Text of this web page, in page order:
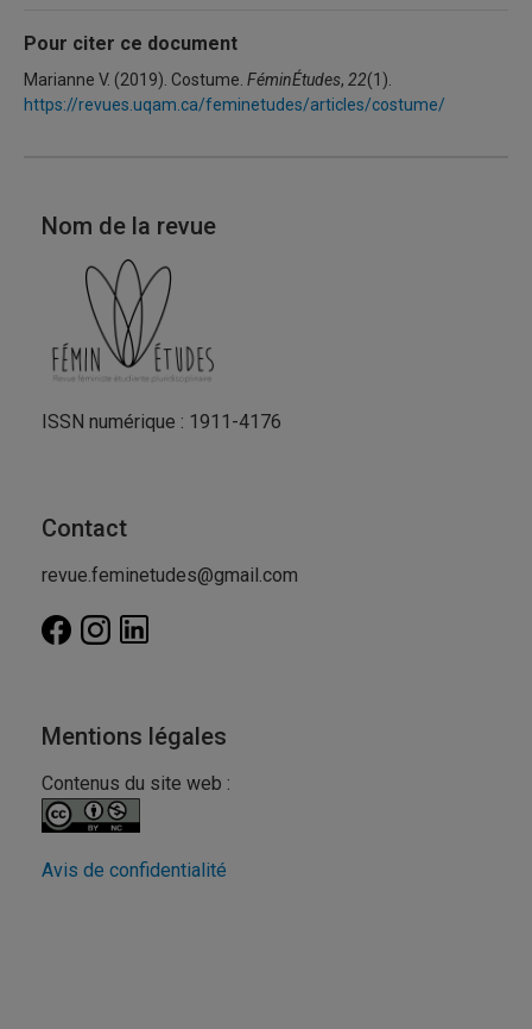
Pour citer ce document
Marianne V. (2019). Costume. FéminÉtudes, 22(1).
https://revues.uqam.ca/feminetudes/articles/costume/
Nom de la revue
ISSN numérique : 1911-4176
Contact
revue.feminetudes@gmail.com
Mentions légales
Contenus du site web :
Avis de confidentialité